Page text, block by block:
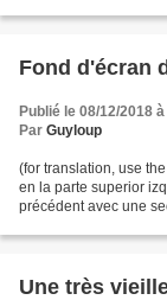
Fond d'écran
Publié le 08/12/2018
Par Guyloup
(for translation, use
en la parte superior
précédent avec une
Une très